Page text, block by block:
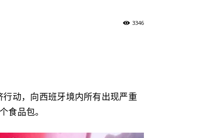
3346
动，向西班牙境内所有出现严重
食品包。